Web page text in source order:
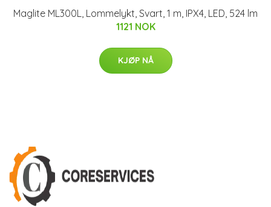
Maglite ML300L, Lommelykt, Svart, 1 m, IPX4, LED, 524 lm
1121 NOK
KJØP NÅ